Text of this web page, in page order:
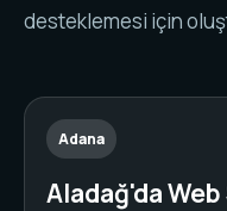
desteklemesi için
Adana
Aladağ'da